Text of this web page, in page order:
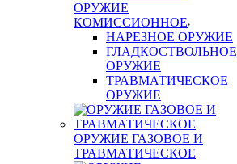
ОРУЖИЕ
КОМИССИОННОЕ
НАРЕЗНОЕ ОРУЖИЕ
ГЛАДКОСТВОЛЬНОЕ
ОРУЖИЕ
ТРАВМАТИЧЕСКОЕ
ОРУЖИЕ
ОРУЖИЕ ГАЗОВОЕ И
ТРАВМАТИЧЕСКОЕ